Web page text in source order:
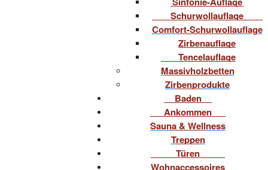
Schurwollauflage
Comfort-Schurwollauflage
Zirbenauflage
Tencelauflage
Massivholzbetten
Zirbenprodukte
Baden
Ankommen
Sauna & Wellness
Treppen
Türen
Wohnaccessoires